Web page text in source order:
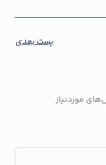
پست بعدی
موردنیاز